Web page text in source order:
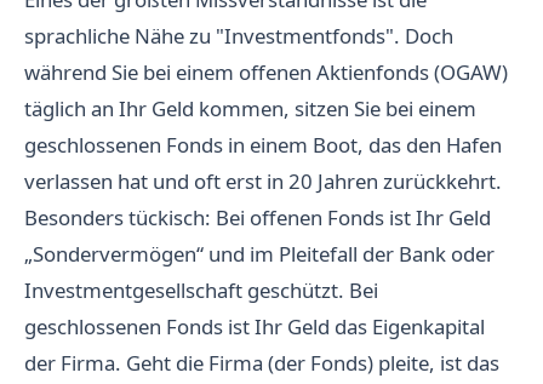
sprachliche Nähe zu "Investmentfonds". Doch
während Sie bei einem offenen Aktienfonds (OGAW)
täglich an Ihr Geld kommen, sitzen Sie bei einem
geschlossenen Fonds in einem Boot, das den Hafen
verlassen hat und oft erst in 20 Jahren zurückkehrt.
Besonders tückisch: Bei offenen Fonds ist Ihr Geld
„Sondervermögen“ und im Pleitefall der Bank oder
Investmentgesellschaft geschützt. Bei
geschlossenen Fonds ist Ihr Geld das Eigenkapital
der Firma. Geht die Firma (der Fonds) pleite, ist das